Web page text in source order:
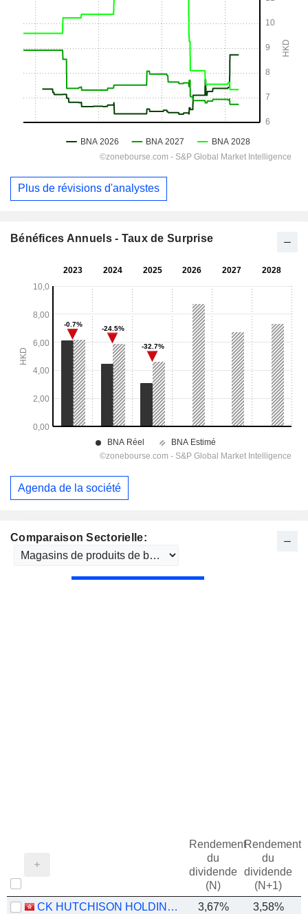
Comparaison Sectorielle:
Rendement
du
dividende
(N)
Rendement
du
dividende
(N+1)
CK HUTCHISON HOLDINGS LIMITED 3,67%
3,58%
Plus de révisions d'analystes
Bénéfices Annuels - Taux de Surprise
Agenda de la société